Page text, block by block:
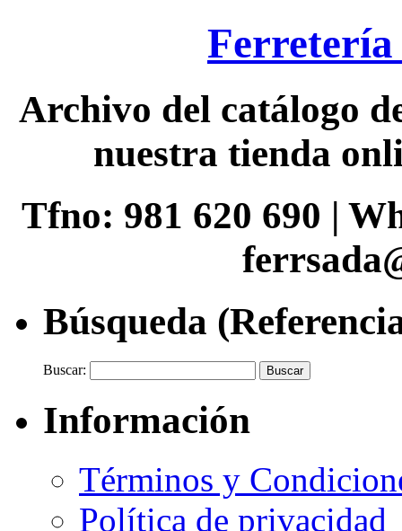
Archivo del catálogo
nuestra tienda
Tfno: 981 620 690 |
Búsqueda
Buscar:
Información
Términos y
Política de privacidad